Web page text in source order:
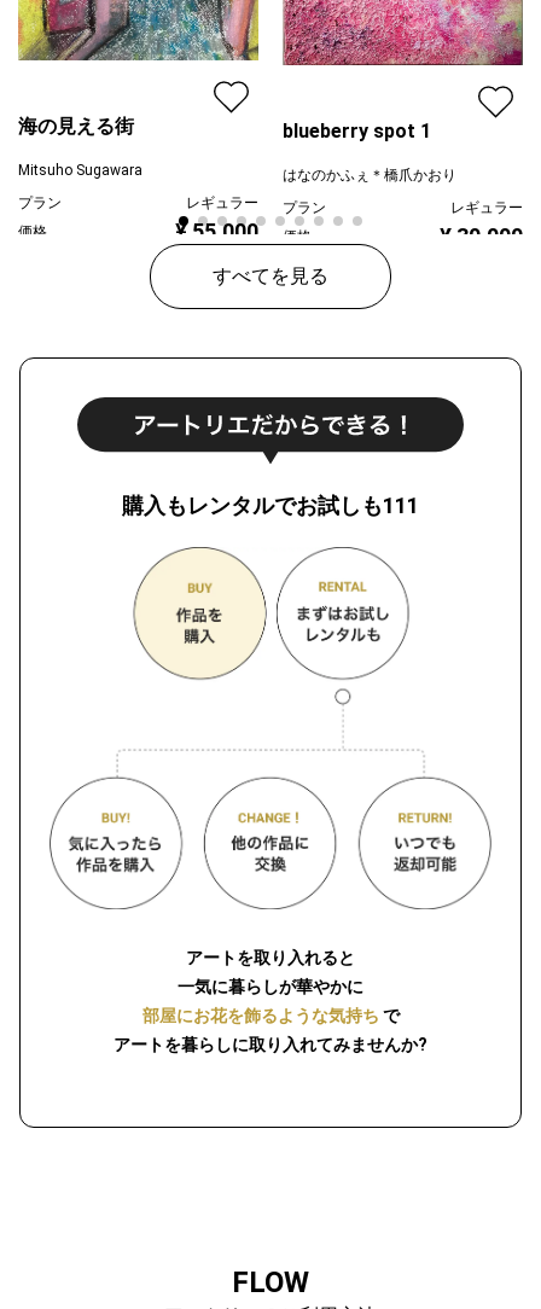
海の見える街
Mitsuho Sugawara
プラン
レギュラー
価格
¥ 55,000
blueberry spot 1
はなのかふぇ＊橋爪かおり
プラン
レギュラー
価格
¥ 30,000
すべてを見る
購入もレンタルでお試しも111
アートを取り入れると
一気に暮らしが華やかに
部屋にお花を飾るような気持ち で
アートを暮らしに取り入れてみませんか?
FLOW